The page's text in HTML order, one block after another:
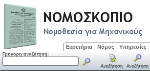
Ευρετήρια Νόμος Υπηρεσίες
Γρήγορη αναζήτηση:
Αναζήτηση Αναζήτηση